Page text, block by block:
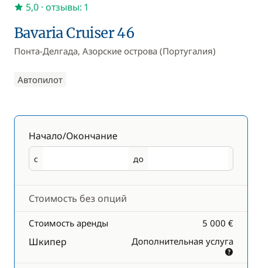
Bavaria Cruiser 46
Понта-Делгада, Азорские острова (Португалия)
Автопилот
5,0 · отзывы: 1
Начало/Окончание
с
Начало до
Окончание
Стоимость без опций
Стоимость аренды 5 000 €
Шкипер Дополнительная услуга